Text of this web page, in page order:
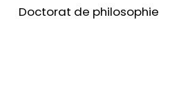
Doctorat de philosophie